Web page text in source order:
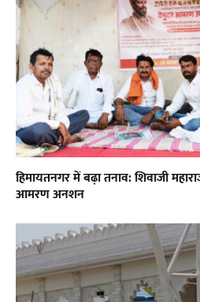
हिमायतनगर में बढ़ा तनाव: शिवाजी
आमरण अनशन